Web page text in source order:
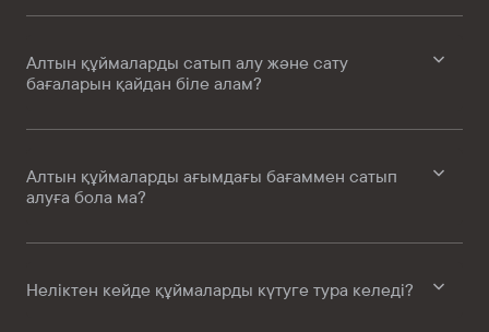
Алтын құймаларды сатып алу және сату
бағаларын қайдан біле алам?
Алтын құймаларды ағымдағы бағаммен сатып
алуға бола ма?
Неліктен кейде құймаларды күтуге тура келеді?